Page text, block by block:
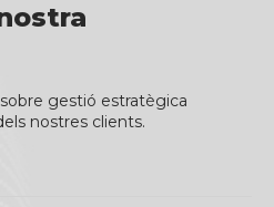
gestió estratègica
nostres clients.